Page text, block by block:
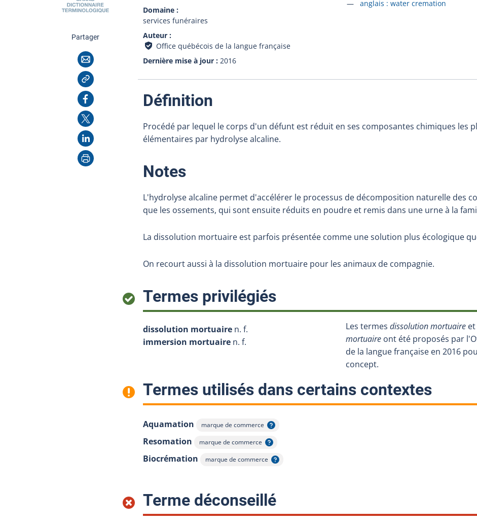
Domaine
services funéraires
Auteur
Office québécois de la langue française
Dernière mise à jour
2016
Accéder à la fiche en
anglais : water cremation
Partagercette page
Courriel
Copier l'adresse
Facebook
X
LinkedIn
Imprimer
Définition
Procédé par lequel le corps d'un défunt est réduit en ses composantes chimiques les
élémentaires par hydrolyse alcaline.
Notes:
L'hydrolyse alcaline permet d'accélérer le processus de décomposition naturelle des
que les ossements, qui sont ensuite réduits en poudre et remis dans une urne à la
La dissolution mortuaire est parfois présentée comme une solution plus écologique
On recourt aussi à la dissolution mortuaire pour les animaux de compagnie.
Termes privilégiés:
dissolution mortuaire n. f.
immersion mortuaire n. f.
Les termes dissolution mortuaire et
mortuaire ont été proposés par
de la langue française en 2016
concept.
Termes utilisés dans certains contextes:
Aquamation marque de commerce
Afficher l'infobulle
Resomation marque de commerce
Afficher l'infobulle
Biocrémation marque de commerce
Afficher l'infobulle
Terme déconseillé: